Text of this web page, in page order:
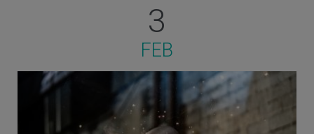
3
FEB